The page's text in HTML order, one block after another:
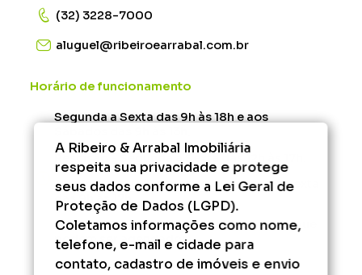
(32) 3228-7000
aluguel@ribeiroearrabal.com.br
Horário de funcionamento
Segunda a Sexta das 9h às 18h e aos
Administrativo/Financeiro - Segunda à Sexta
das 9h às 17h.
Fora desse horário, consulte os serviços que
podem ser agendados.
A Ribeiro & Arrabal Imobiliária
respeita sua privacidade e protege
seus dados conforme a Lei Geral de
Proteção de Dados (LGPD).
Coletamos informações como nome,
telefone, e-mail e cidade para
contato, cadastro de imóveis e envio